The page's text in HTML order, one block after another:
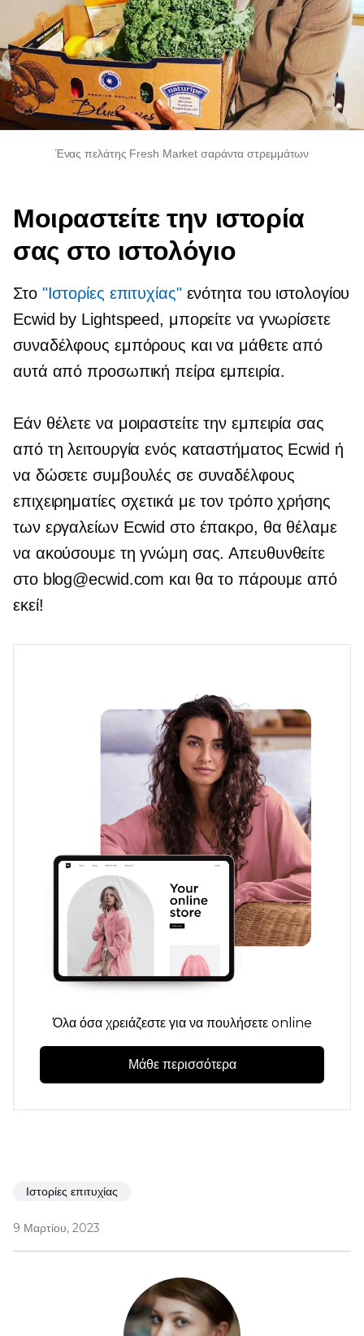
Ένας πελάτης Fresh Market σαράντα στρεμμάτων
Μοιραστείτε την ιστορία
σας στο ιστολόγιο
Στο "Ιστορίες επιτυχίας"ενότητα του ιστολογίου
Ecwid by Lightspeed, μπορείτε να γνωρίσετε
συναδέλφους εμπόρους και να μάθετε από
αυτά από προσωπική πείρα εμπειρία.
Εάν θέλετε να μοιραστείτε την εμπειρία σας
από τη λειτουργία ενός καταστήματος Ecwid ή
να δώσετε συμβουλές σε συναδέλφους
επιχειρηματίες σχετικά με τον τρόπο χρήσης
των εργαλείων Ecwid στο έπακρο, θα θέλαμε
να ακούσουμε τη γνώμη σας. Απευθυνθείτε
στο blog@ecwid.com και θα το πάρουμε από
εκεί!
Όλα όσα χρειάζεστε για να πουλήσετε online
Μάθε περισσότερα
Ιστορίες επιτυχίας
9 Μαρτίου, 2023